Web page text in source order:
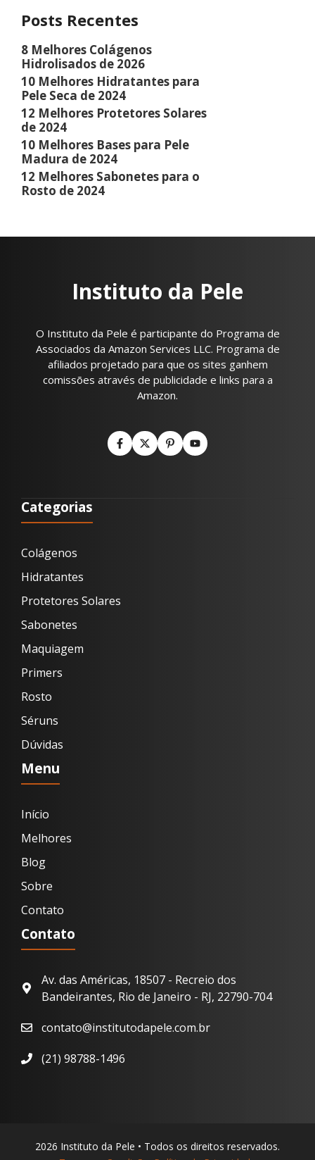
Posts Recentes
8 Melhores Colágenos
Hidrolisados de 2026
10 Melhores Hidratantes para
Pele Seca de 2024
12 Melhores Protetores Solares
de 2024
10 Melhores Bases para Pele
Madura de 2024
12 Melhores Sabonetes para o
Rosto de 2024
Instituto da Pele
O Instituto da Pele é participante do Programa de
Associados da Amazon Services LLC. Programa de
afiliados projetado para que os sites ganhem
comissões através de publicidade e links para a
Amazon.
Categorias
Colágenos
Hidratantes
Protetores Solares
Sabonetes
Maquiagem
Primers
Rosto
Séruns
Dúvidas
Menu
Início
Melhores
Blog
Sobre
Contato
Contato
Av. das Américas, 18507 - Recreio dos
Bandeirantes, Rio de Janeiro - RJ, 22790-704
contato@institutodapele.com.br
(21) 98788-1496
2026 Instituto da Pele • Todos os direitos reservados.